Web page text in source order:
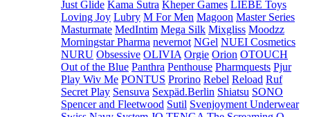
Just Glide Kama Sutra Kheper Games LIEBE Toys
Loving Joy Lubry M For Men Magoon Master Series
Masturmate MedIntim Mega Silk Mixgliss Moodzz
Morningstar Pharma nevernot NGel NUEI Cosmetics
NURU Obsessive OLIVIA Orgie Orion OTOUCH
Out of the Blue Panthra Penthouse Pharmquests Pjur
Play Wiv Me PONTUS Prorino Rebel Reload Ruf
Secret Play Sensuva Sexpäd.Berlin Shiatsu SONO
Spencer and Fleetwood Sutil Svenjoyment Underwear